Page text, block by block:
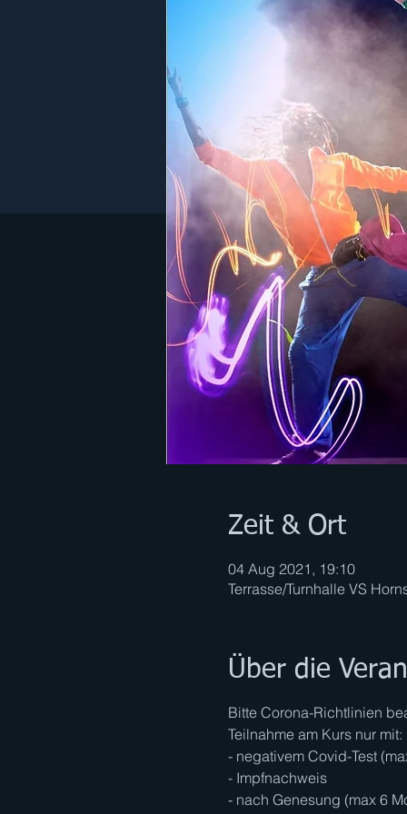
Zeit & Ort
04 Aug 2021, 19:10
Terrasse/Turnhalle VS
Über die
Bitte Corona-Richtlinien
Teilnahme am Kurs nur mit:
- negativem Covid-Test
- Impfnachweis
- nach Genesung (max 6